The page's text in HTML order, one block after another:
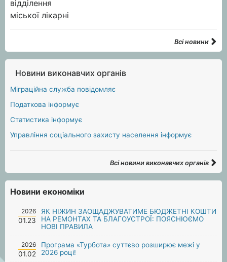
Всі новини
Новини виконавчих органів
Міграційна служба повідомляє
Податкова інформує
Статистика інформує
Управління соціального захисту населення інформує
Всі новини виконавчих органів
Новини економіки
2026
01.23
ЯК НІЖИН ЗАОЩАДЖУВАТИМЕ БЮДЖЕТНІ КОШТИ
НА РЕМОНТАХ ТА БЛАГОУСТРОЇ: ПОЯСНЮЄМО
НОВІ ПРАВИЛА
2026
01.02
Програма «Турбота» суттєво розширює межі у
2026 році!